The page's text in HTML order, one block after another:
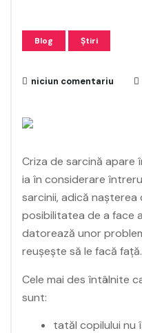
Blog Știri
niciun comentariu
Criza de sarcină apare
ia în considerare
sarcinii, adică nașterea
posibilitatea de a face
datorează unor
reușește să le facă față.
Cele mai des întâlnite
sunt:
tatăl copilului nu